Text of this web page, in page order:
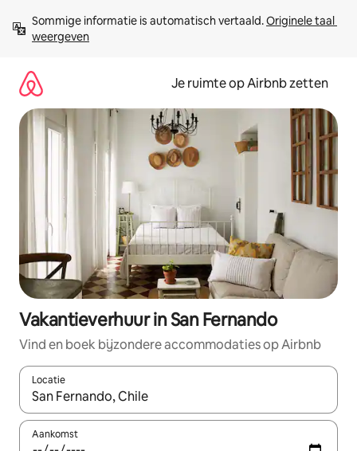
direct
naar
Sommige informatie is automatisch vertaald. Originele taal
weergeven
Je ruimte op Airbnb zetten
Vakantieverhuur in San Fernando
Vind en boek bijzondere accommodaties op Airbnb
Locatie
Wanneer er suggesties beschikbaar zijn, maak je een keuze
Aankomst